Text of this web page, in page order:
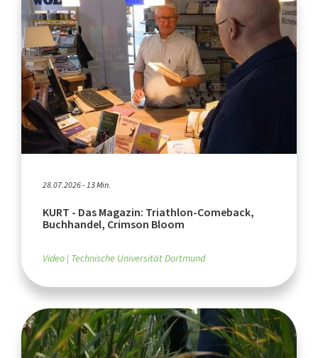
28.07.2026 - 13 Min.
KURT - Das Magazin: Triathlon-Comeback,
Buchhandel, Crimson Bloom
Video Technische Universität Dortmund